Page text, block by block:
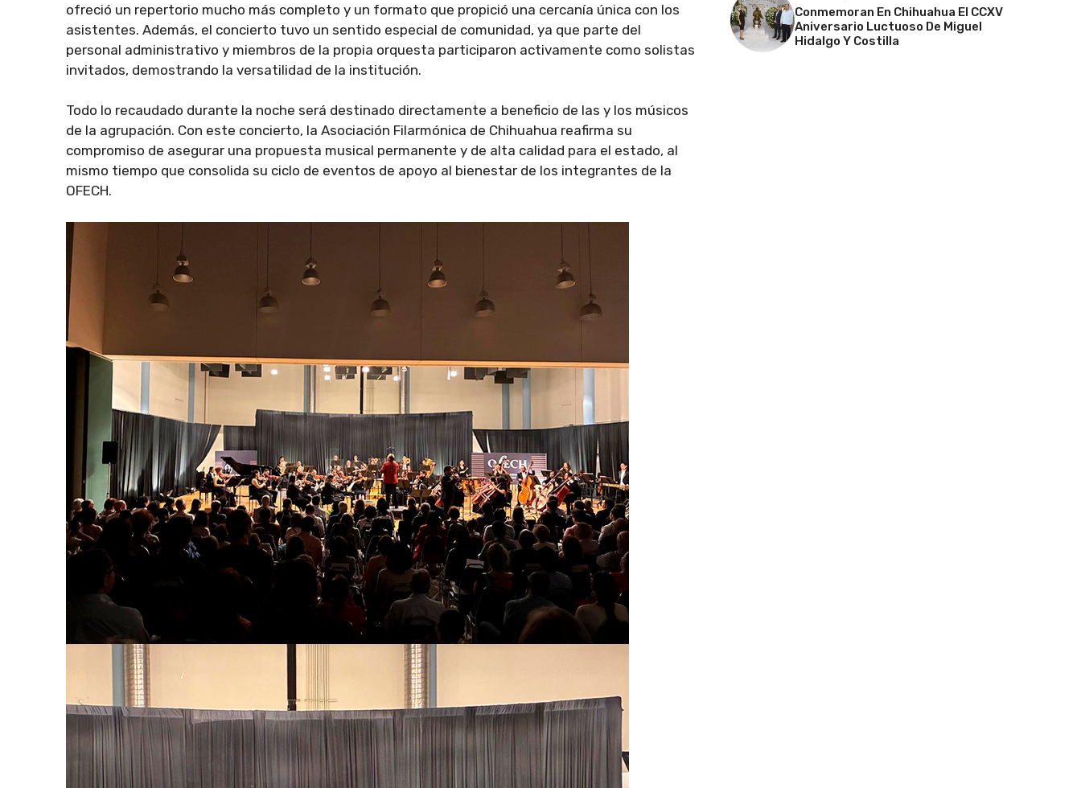
ofreció un repertorio mucho más completo y un formato que propició una cercanía única con los
asistentes. Además, el concierto tuvo un sentido especial de comunidad, ya que parte del
personal administrativo y miembros de la propia orquesta participaron activamente como solistas
invitados, demostrando la versatilidad de la institución.
Todo lo recaudado durante la noche será destinado directamente a beneficio de las y los músicos
de la agrupación. Con este concierto, la Asociación Filarmónica de Chihuahua reafirma su
compromiso de asegurar una propuesta musical permanente y de alta calidad para el estado, al
mismo tiempo que consolida su ciclo de eventos de apoyo al bienestar de los integrantes de la
OFECH.
Conmemoran En Chihuahua El CCXV
Aniversario Luctuoso De Miguel
Hidalgo Y Costilla